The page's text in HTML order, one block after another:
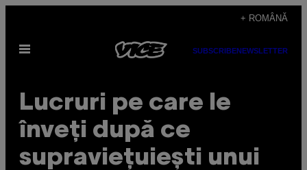
content
+ ROMÂNĂ
Open
SUBSCRIBENEWSLETTER
​Lucruri pe care le
înveți după ce
supraviețuiești unui